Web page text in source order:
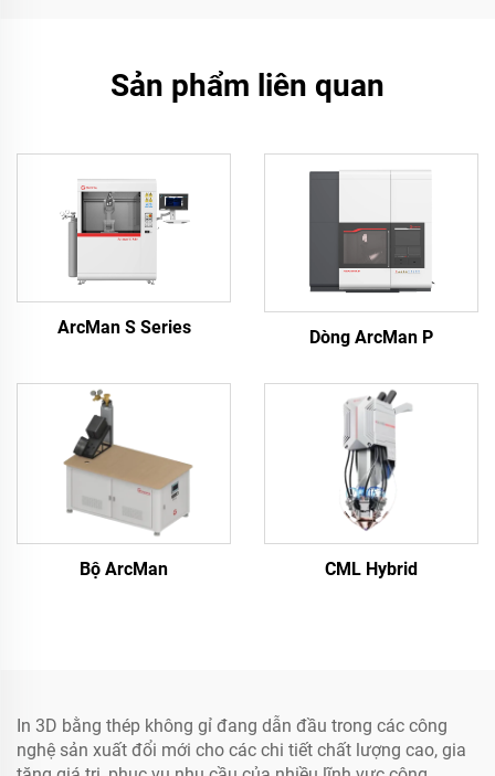
Sản phẩm liên quan
ArcMan S Series Dòng ArcMan P
Bộ ArcMan CML Hybrid
In 3D bằng thép không gỉ đang dẫn đầu trong các công
nghệ sản xuất đổi mới cho các chi tiết chất lượng cao, gia